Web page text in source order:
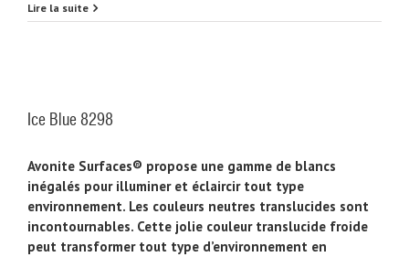
Shimmer
Lire la suite
Ice Blue 8298
Avonite Surfaces® propose une gamme de blancs
inégalés pour illuminer et éclaircir tout type
environnement. Les couleurs neutres translucides sont
incontournables. Cette jolie couleur translucide froide
peut transformer tout type d’environnement en